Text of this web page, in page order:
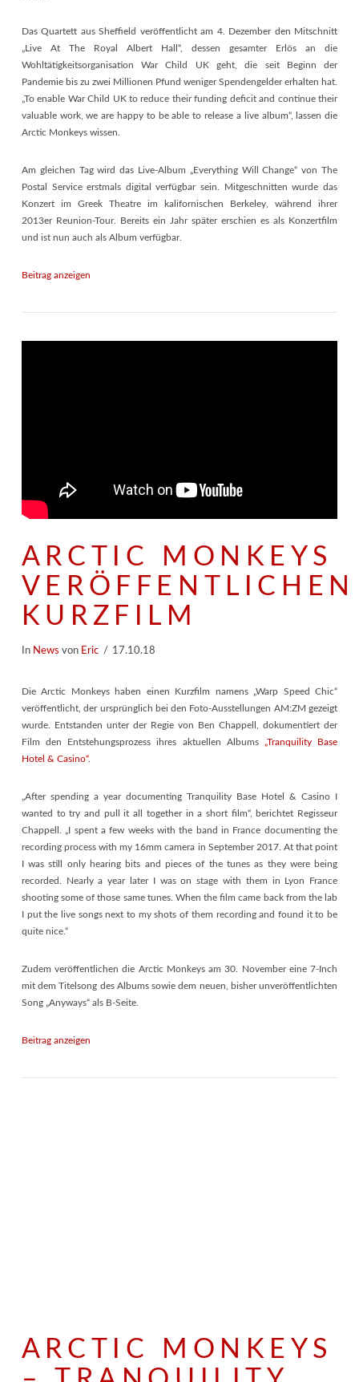
Das Quartett aus Sheffield veröffentlicht am 4. Dezember den Mitschnitt
„Live At The Royal Albert Hall“, dessen gesamter Erlös an die
Wohltätigkeitsorganisation War Child UK geht, die seit Beginn der
Pandemie bis zu zwei Millionen Pfund weniger Spendengelder erhalten hat.
„To enable War Child UK to reduce their funding deficit and continue their
valuable work, we are happy to be able to release a live album“, lassen die
Arctic Monkeys wissen.
Am gleichen Tag wird das Live-Album „Everything Will Change“ von The
Postal Service erstmals digital verfügbar sein. Mitgeschnitten wurde das
Konzert im Greek Theatre im kalifornischen Berkeley, während ihrer
2013er Reunion-Tour. Bereits ein Jahr später erschien es als Konzertfilm
und ist nun auch als Album verfügbar.
Beitrag anzeigen
ARCTIC MONKEYS
VERÖFFENTLICHEN
KURZFILM
In News von Eric 17.10.18
Die Arctic Monkeys haben einen Kurzfilm namens „Warp Speed Chic“
veröffentlicht, der ursprünglich bei den Foto-Ausstellungen AM:ZM gezeigt
wurde. Entstanden unter der Regie von Ben Chappell, dokumentiert der
Film den Entstehungsprozess ihres aktuellen Albums „Tranquility Base
Hotel & Casino“.
„After spending a year documenting Tranquility Base Hotel & Casino I
wanted to try and pull it all together in a short film“, berichtet Regisseur
Chappell. „I spent a few weeks with the band in France documenting the
recording process with my 16mm camera in September 2017. At that point
I was still only hearing bits and pieces of the tunes as they were being
recorded. Nearly a year later I was on stage with them in Lyon France
shooting some of those same tunes. When the film came back from the lab
I put the live songs next to my shots of them recording and found it to be
quite nice.“
Zudem veröffentlichen die Arctic Monkeys am 30. November eine 7-Inch
mit dem Titelsong des Albums sowie dem neuen, bisher unveröffentlichten
Song „Anyways“ als B-Seite.
Beitrag anzeigen
ARCTIC MONKEYS